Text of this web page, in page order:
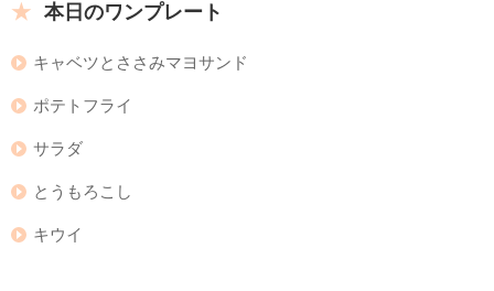
本日のワンプレート
キャベツとささみマヨサンド
ポテトフライ
サラダ
とうもろこし
キウイ